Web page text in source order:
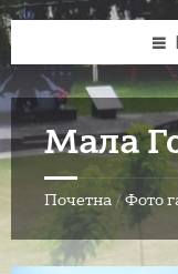
Мала
Почетна /Фото